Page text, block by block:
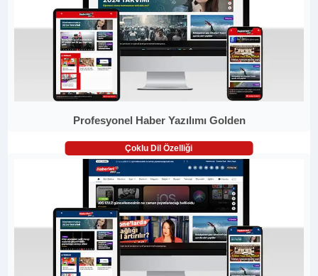
Profesyonel Haber Yazılımı Golden
Çoklu Dil Özelliği